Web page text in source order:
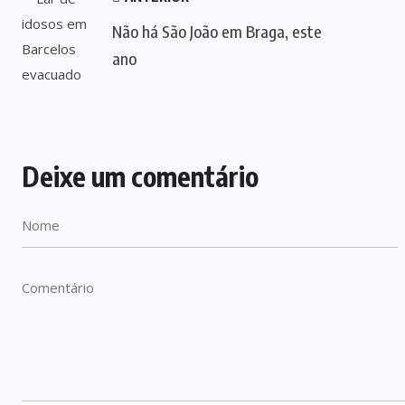
Não há São João em Braga, este
ano
Deixe um comentário